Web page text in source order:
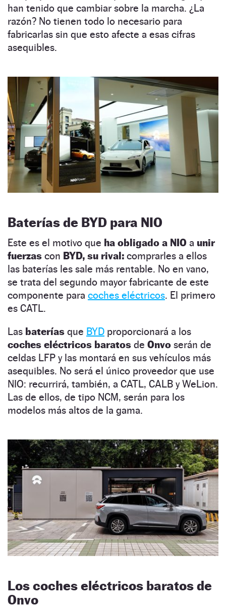
han tenido que cambiar sobre la marcha. ¿La
razón? No tienen todo lo necesario para
fabricarlas sin que esto afecte a esas cifras
asequibles.
Baterías de BYD para NIO
Este es el motivo que ha obligado a NIO a unir
fuerzas con BYD, su rival: comprarles a ellos
las baterías les sale más rentable. No en vano,
se trata del segundo mayor fabricante de este
componente para coches eléctricos. El primero
es CATL.
Las baterías que BYD proporcionará a los
coches eléctricos baratos de Onvo serán de
celdas LFP y las montará en sus vehículos más
asequibles. No será el único proveedor que use
NIO: recurrirá, también, a CATL, CALB y WeLion.
Las de ellos, de tipo NCM, serán para los
modelos más altos de la gama.
Los coches eléctricos baratos de
Onvo